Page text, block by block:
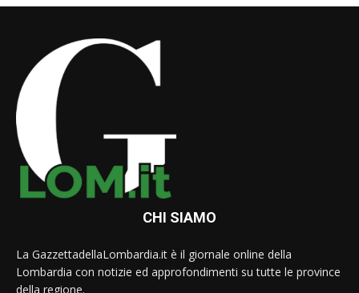
CHI SIAMO
La GazzettadellaLombardia.it è il giornale online della
Lombardia con notizie ed approfondimenti su tutte le province
della regione.